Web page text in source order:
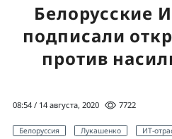
Белорусские
подписали
против
08:54 / 14 августа, 2020 7722
Белоруссия Лукашенко ИТ-